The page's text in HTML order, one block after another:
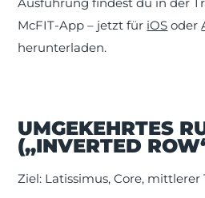
McFIT-App – jetzt für iOS oder
herunterladen.
UMGEKEHRTES
(„INVERTED
Ziel: Latissimus, Core, mittlerer